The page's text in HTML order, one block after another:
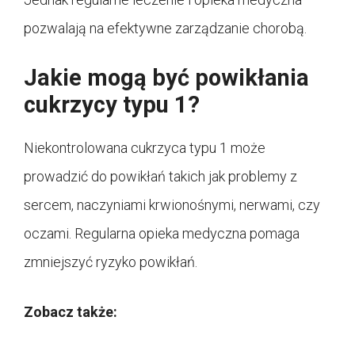
pozwalają na efektywne zarządzanie chorobą.
Jakie mogą być powikłania
cukrzycy typu 1?
Niekontrolowana cukrzyca typu 1 może
prowadzić do powikłań takich jak problemy z
sercem, naczyniami krwionośnymi, nerwami, czy
oczami. Regularna opieka medyczna pomaga
zmniejszyć ryzyko powikłań.
Zobacz także: